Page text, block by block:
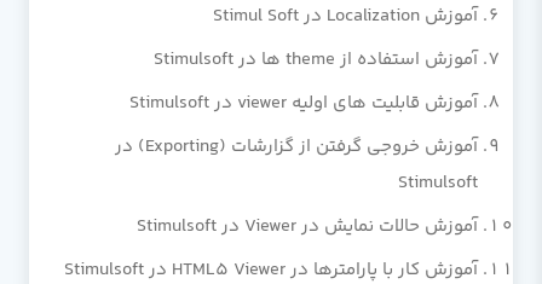
آموزش Localization در Stimul Soft
آموزش استفاده از theme ها در Stimulsoft
آموزش قابلیت های اولیه viewer در Stimulsoft
آموزش خروجی گرفتن از گزارشات (Exporting) در
Stimulsoft
آموزش حالات نمایش در Viewer در Stimulsoft
آموزش کار با پارامترها در HTML5 Viewer در Stimulsoft